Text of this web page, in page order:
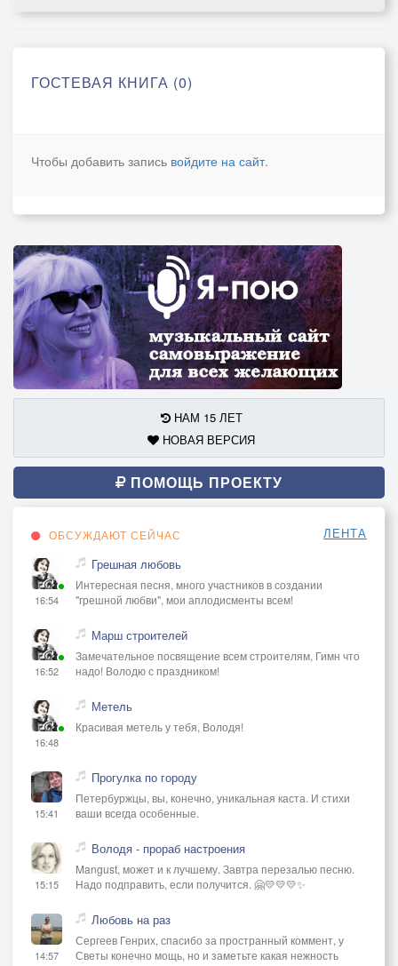
ГОСТЕВАЯ КНИГА (0)
Чтобы добавить запись войдите на сайт.
НАМ 15 ЛЕТ
НОВАЯ ВЕРСИЯ
ПОМОЩЬ ПРОЕКТУ
ОБСУЖДАЮТ СЕЙЧАС ЛЕНТА
16:54
Грешная любовь
Интересная песня, много участников в создании
"грешной любви", мои аплодисменты всем!
16:52
Марш строителей
Замечательное посвящение всем строителям, Гимн что
надо! Володю с праздником!
16:48
Метель
Красивая метель у тебя, Володя!
15:41
Прогулка по городу
Петербуржцы, вы, конечно, уникальная каста. И стихи
ваши всегда особенные.
15:15
Володя - прораб настроения
Mangust, может и к лучшему. Завтра перезалью песню.
Надо подправить, если получится. 🤗💛💛💛✨
14:57
Любовь на раз
Сергеев Генрих, спасибо за пространный коммент, у
Светы конечно мощь, но и заметьте какая нежность